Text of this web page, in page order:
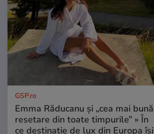
GSP.ro
Emma Răducanu și „cea mai bună
resetare din toate timpurile” » În
ce destinație de lux din Europa își